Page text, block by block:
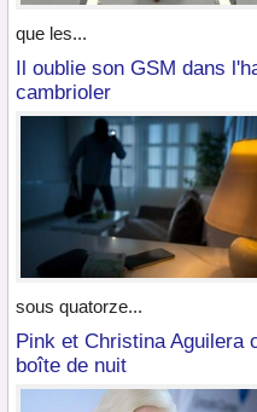
que les...
Il oublie son GSM dans
cambrioler
sous quatorze...
Pink et Christina Aguilera
boîte de nuit